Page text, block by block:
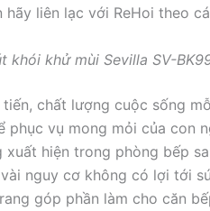
liên lạc với ReHoi theo
khói khử mùi Sevilla SV-
chất lượng cuộc sống
phục vụ mong mỏi của con
hiện trong phòng bếp
nguy cơ không có lợi tới
góp phần làm cho căn